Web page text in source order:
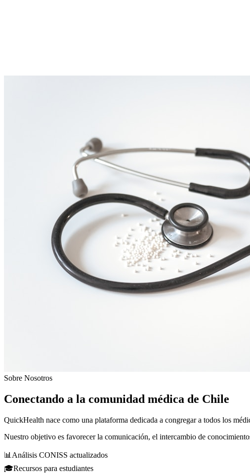
Sobre Nosotros
Conectando a la comunidad médica de Chile
QuickHealth nace como una plataforma dedicada a congregar a todos los
Nuestro objetivo es favorecer la comunicación, el intercambio de
📊 Análisis CONISS actualizados
🎓Recursos para estudiantes